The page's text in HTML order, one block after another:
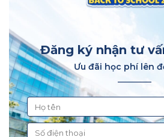
Đăng ký nhận tư
Ưu đãi học phí lên